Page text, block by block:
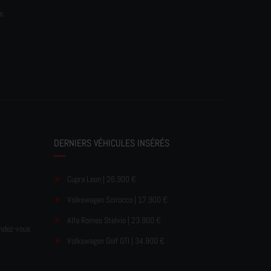
vous
DERNIERS VÉHICULES INSÉRÉS
Cupra Leon | 26.900 €
Volkswagen Scirocco | 17.900 €
Alfa Romeo Stelvio | 23.900 €
Volkswagen Golf GTI | 34.900 €